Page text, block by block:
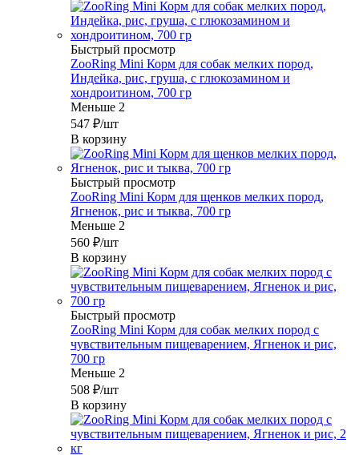
Быстрый просмотр
ZooRing Mini Корм для собак мелких пород,
Индейка, рис, груша, с глюкозамином и
хондроитином, 700 гр
Меньше 2
547 ₽/шт
В корзину
Быстрый просмотр
ZooRing Mini Корм для щенков мелких пород,
Ягненок, рис и тыква, 700 гр
Меньше 2
560 ₽/шт
В корзину
Быстрый просмотр
ZooRing Mini Корм для собак мелких пород с
чувствительным пищеварением, Ягненок и рис,
700 гр
Меньше 2
508 ₽/шт
В корзину